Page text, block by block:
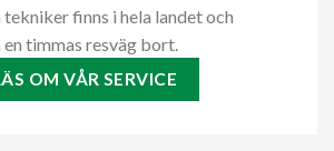
tekniker finns i hela landet och
timmas resväg bort.
OM VÅR SERVICE